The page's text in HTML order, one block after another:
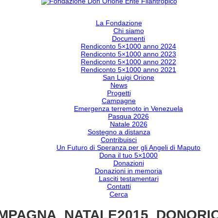
La Fondazione
Chi siamo
Documenti
Rendiconto 5×1000 anno 2024
Rendiconto 5×1000 anno 2023
Rendiconto 5×1000 anno 2022
Rendiconto 5×1000 anno 2021
San Luigi Orione
News
Progetti
Campagne
Emergenza terremoto in Venezuela
Pasqua 2026
Natale 2026
Sostegno a distanza
Contribuisci
Un Futuro di Speranza per gli Angeli di Maputo
Dona il tuo 5×1000
Donazioni
Donazioni in memoria
Lasciti testamentari
Contatti
Cerca